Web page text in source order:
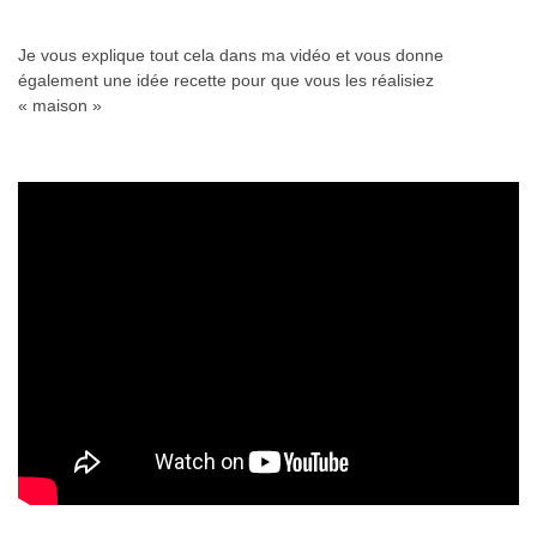
Je vous explique tout cela dans ma vidéo et vous donne
également une idée recette pour que vous les réalisiez
« maison »